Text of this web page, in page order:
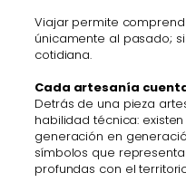
Viajar permite
únicamente al pasado;
cotidiana.
Cada artesanía
Detrás de una pieza
habilidad técnica:
generación en
símbolos que
profundas con el